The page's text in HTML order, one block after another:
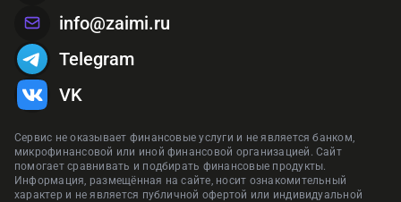
Сервис не оказывает финансовые услуги и не является банком,
микрофинансовой или иной финансовой организацией. Сайт
помогает сравнивать и подбирать финансовые продукты.
Информация, размещённая на сайте, носит ознакомительный
характер и не является публичной офертой или индивидуальной
info@zaimi.ru
Telegram
VK